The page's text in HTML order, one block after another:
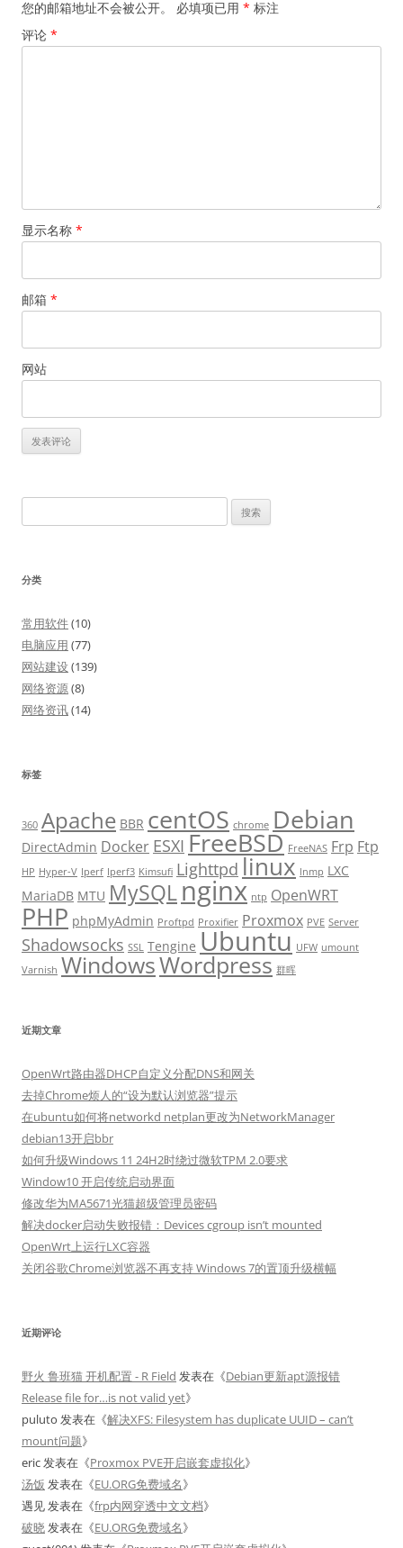
您的邮箱地址不会被公开。 必填项已用 * 标注
评论 *
显示名称 *
邮箱 *
网站
索：
分类
常用软件(10)
电脑应用 (77)
网站建设(139)
网络资源(8)
网络资讯(14)
标签
360 Apache BBR centOS chrome Debian
DirectAdmin Docker ESXI FreeBSD FreeNAS Frp Ftp
HP Hyper-V Iperf Iperf3 Kimsufi Lighttpd linux lnmp LXC
MariaDB MTU MySQLnginx ntp OpenWRT
PHP phpMyAdmin Proftpd Proxifier Proxmox PVE Server
Shadowsocks SSL Tengine Ubuntu UFW umount
Varnish WindowsWordpress 群晖
近期文章
OpenWrt路由器DHCP自定义分配DNS和网关
去掉Chrome烦人的“设为默认浏览器”提示
在ubuntu如何将networkd netplan更改为NetworkManager
debian13开启bbr
如何升级Windows 11 24H2时绕过微软TPM 2.0要求
Window10 开启传统启动界面
修改华为MA5671光猫超级管理员密码
解决docker启动失败报错：Devices cgroup isn’t mounted
OpenWrt上运行LXC容器
关闭谷歌Chrome浏览器不再支持 Windows 7的置顶升级横幅
近期评论
野火 鲁班猫 开机配置 - R Field 发表在《Debian更新apt源报错
Release file for…is not valid yet》
puluto 发表在《解决XFS: Filesystem has duplicate UUID – can’t
mount问题》
eric发表在《Proxmox PVE开启嵌套虚拟化》
汤饭 发表在《EU.ORG免费域名》
遇见发表在《frp内网穿透中文文档》
破晓发表在《EU.ORG免费域名》